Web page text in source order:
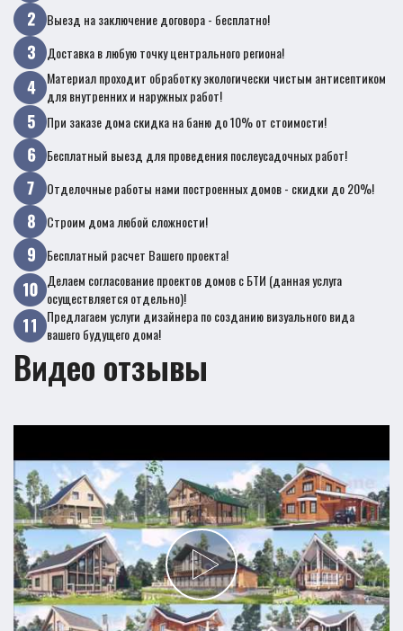
Выезд на заключение договора - бесплатно!
Доставка в любую точку центрального региона!
Материал проходит обработку экологически чистым антисептиком
для внутренних и наружных работ!
При заказе дома скидка на баню до 10% от стоимости!
Бесплатный выезд для проведения послеусадочных работ!
Отделочные работы нами построенных домов - скидки до 20%!
Строим дома любой сложности!
Бесплатный расчет Вашего проекта!
Делаем согласование проектов домов с БТИ (данная услуга
осуществляется отдельно)!
Предлагаем услуги дизайнера по созданию визуального вида
вашего будущего дома!
Видео отзывы